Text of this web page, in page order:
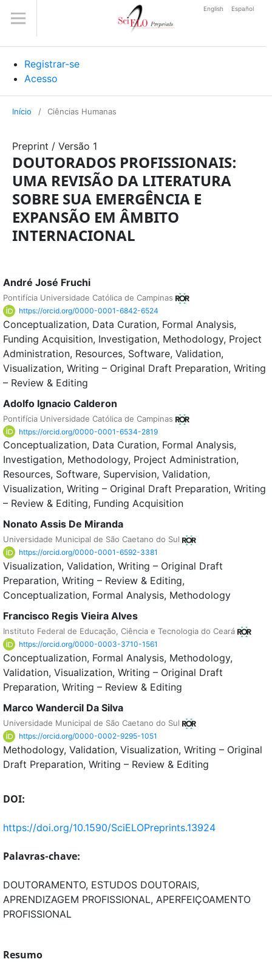
Registrar-se
Acesso
English Español
Início / Ciências Humanas
Preprint / Versão 1
DOUTORADOS PROFISSIONAIS:
UMA REVISÃO DA LITERATURA
SOBRE SUA EMERGÊNCIA E
EXPANSÃO EM ÂMBITO
INTERNACIONAL
André José Fruchi
Pontifícia Universidade Católica de Campinas
https://orcid.org/0000-0001-6842-6524
Conceptualization Data Curation Formal Analysis
Funding Acquisition Investigation Methodology Project
Administration Resources Software Validation
Visualization Writing – Original Draft Preparation Writing
– Review & Editing
Adolfo Ignacio Calderon
Pontifícia Universidade Católica de Campinas
https://orcid.org/0000-0001-6534-2819
Conceptualization Data Curation Formal Analysis
Investigation Methodology Project Administration
Resources Software Supervision Validation
Visualization Writing – Original Draft Preparation Writing
– Review & Editing Funding Acquisition
Nonato Assis De Miranda
Universidade Municipal de São Caetano do Sul
https://orcid.org/0000-0001-6592-3381
Visualization Validation Writing – Original Draft
Preparation Writing – Review & Editing
Conceptualization Formal Analysis Methodology
Francisco Regis Vieira Alves
Instituto Federal de Educação, Ciência e Tecnologia do Ceará
https://orcid.org/0000-0003-3710-1561
Conceptualization Formal Analysis Methodology
Validation Visualization Writing – Original Draft
Preparation Writing – Review & Editing
Marco Wandercil Da Silva
Universidade Municipal de São Caetano do Sul
https://orcid.org/0000-0002-9295-1051
Methodology Validation Visualization Writing – Original
Draft Preparation Writing – Review & Editing
DOI:
https://doi.org/10.1590/SciELOPreprints.13924
Palavras-chave:
DOUTORAMENTO, ESTUDOS DOUTORAIS,
APRENDIZAGEM PROFISSIONAL, APERFEIÇOAMENTO
PROFISSIONAL
Resumo